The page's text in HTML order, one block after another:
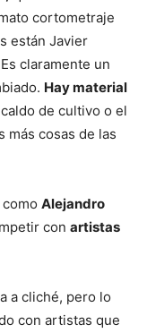
cortometraje
están Javier
claramente un
Hay material
de cultivo o el
más cosas de las
Alejandro
con artistas
a cliché, pero lo
con artistas que